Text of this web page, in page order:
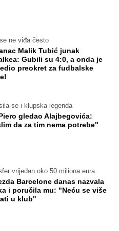
ne viđa često
Malik Tubić junak
Gubili su 4:0, a onda je
preokret za fudbalske
se i klupska legenda
gledao Alajbegovića:
da za tim nema potrebe"
vrijedan oko 50 miliona eura
Barcelone danas nazvala
i poručila mu: "Neću se više
u klub"